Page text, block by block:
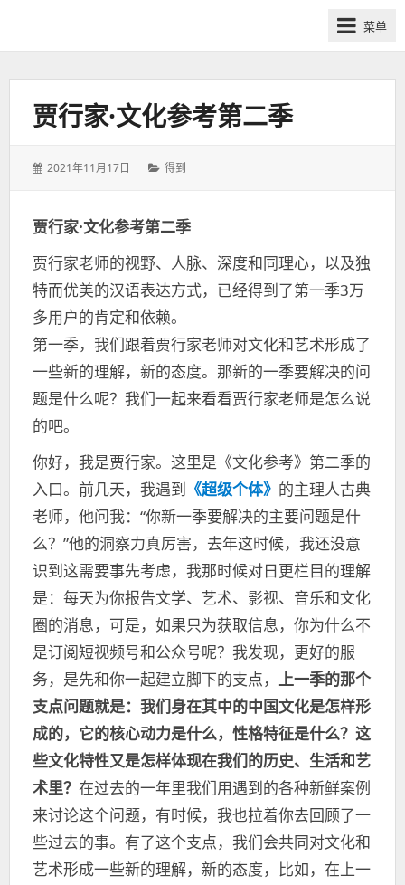
筹
群-
菜单
贾行家·文化参考第二季
发
2021年11月17日
分
得到
贾行家·文化参考第二季
贾行家老师的视野、人脉、深度和同理心，以及独
特而优美的汉语表达方式，已经得到了第一季3万
多用户的肯定和依赖。
第一季，我们跟着贾行家老师对文化和艺术形成了
一些新的理解，新的态度。那新的一季要解决的问
题是什么呢？我们一起来看看贾行家老师是怎么说
的吧。
你好，我是贾行家。这里是《文化参考》第二季的
入口。前几天，我遇到 《超级个体》 的主理人古典
老师，他问我：“你新一季要解决的主要问题是什
么？”他的洞察力真厉害，去年这时候，我还没意
识到这需要事先考虑，我那时候对日更栏目的理解
是：每天为你报告文学、艺术、影视、音乐和文化
圈的消息，可是，如果只为获取信息，你为什么不
是订阅短视频号和公众号呢？我发现，更好的服
务，是先和你一起建立脚下的支点， 上一季的那个
支点问题就是：我们身在其中的中国文化是怎样形
成的，它的核心动力是什么，性格特征是什么？这
些文化特性又是怎样体现在我们的历史、生活和艺
术里？ 在过去的一年里我们用遇到的各种新鲜案例
来讨论这个问题，有时候，我也拉着你去回顾了一
些过去的事。有了这个支点，我们会共同对文化和
艺术形成一些新的理解，新的态度，比如，在上一